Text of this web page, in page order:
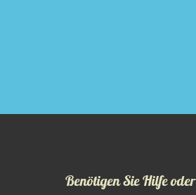
Benötigen Sie Hilfe